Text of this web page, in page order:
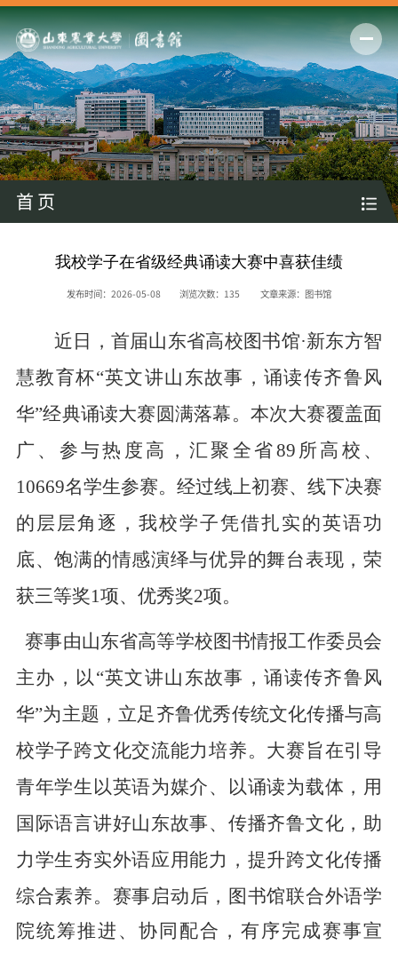
首 页
我校学子在省级经典诵读大赛中喜获佳绩
发布时间：2026-05-08 浏览次数： 135 文章来源：图书馆
近日，首届山东省高校图书馆·新东方智
慧教育杯“英文讲山东故事，诵读传齐鲁风
华”经典诵读大赛圆满落幕。本次大赛覆盖面
广、参与热度高，汇聚全省89所高校、
10669名学生参赛。经过线上初赛、线下决赛
的层层角逐，我校学子凭借扎实的英语功
底、饱满的情感演绎与优异的舞台表现，荣
获三等奖1项、优秀奖2项。
赛事由山东省高等学校图书情报工作委员会
主办，以“英文讲山东故事，诵读传齐鲁风
华”为主题，立足齐鲁优秀传统文化传播与高
校学子跨文化交流能力培养。大赛旨在引导
青年学生以英语为媒介、以诵读为载体，用
国际语言讲好山东故事、传播齐鲁文化，助
力学生夯实外语应用能力，提升跨文化传播
综合素养。 赛事启动后，图书馆联合外语学
院统筹推进、协同配合，有序完成赛事宣